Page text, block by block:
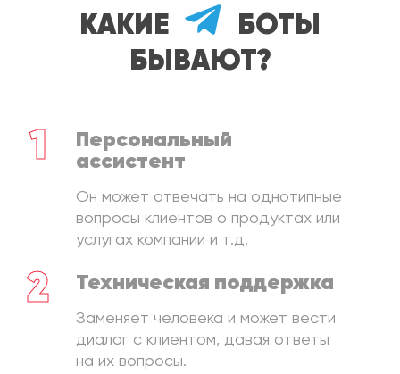
Какие
боты
бывают?
1
Персональный
ассистент
Он может отвечать на однотипные
вопросы клиентов о продуктах или
услугах компании и т.д.
2 Техническая поддержка
Заменяет человека и может вести
диалог с клиентом, давая ответы
на их вопросы.